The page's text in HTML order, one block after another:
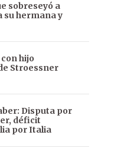
sobreseyó a
su hermana y
hijo
Stroessner
Disputa por
déficit
por Italia